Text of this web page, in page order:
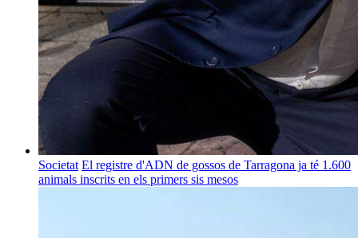
Societat El registre d'ADN de gossos de Tarragona ja té 1.600
animals inscrits en els primers sis mesos